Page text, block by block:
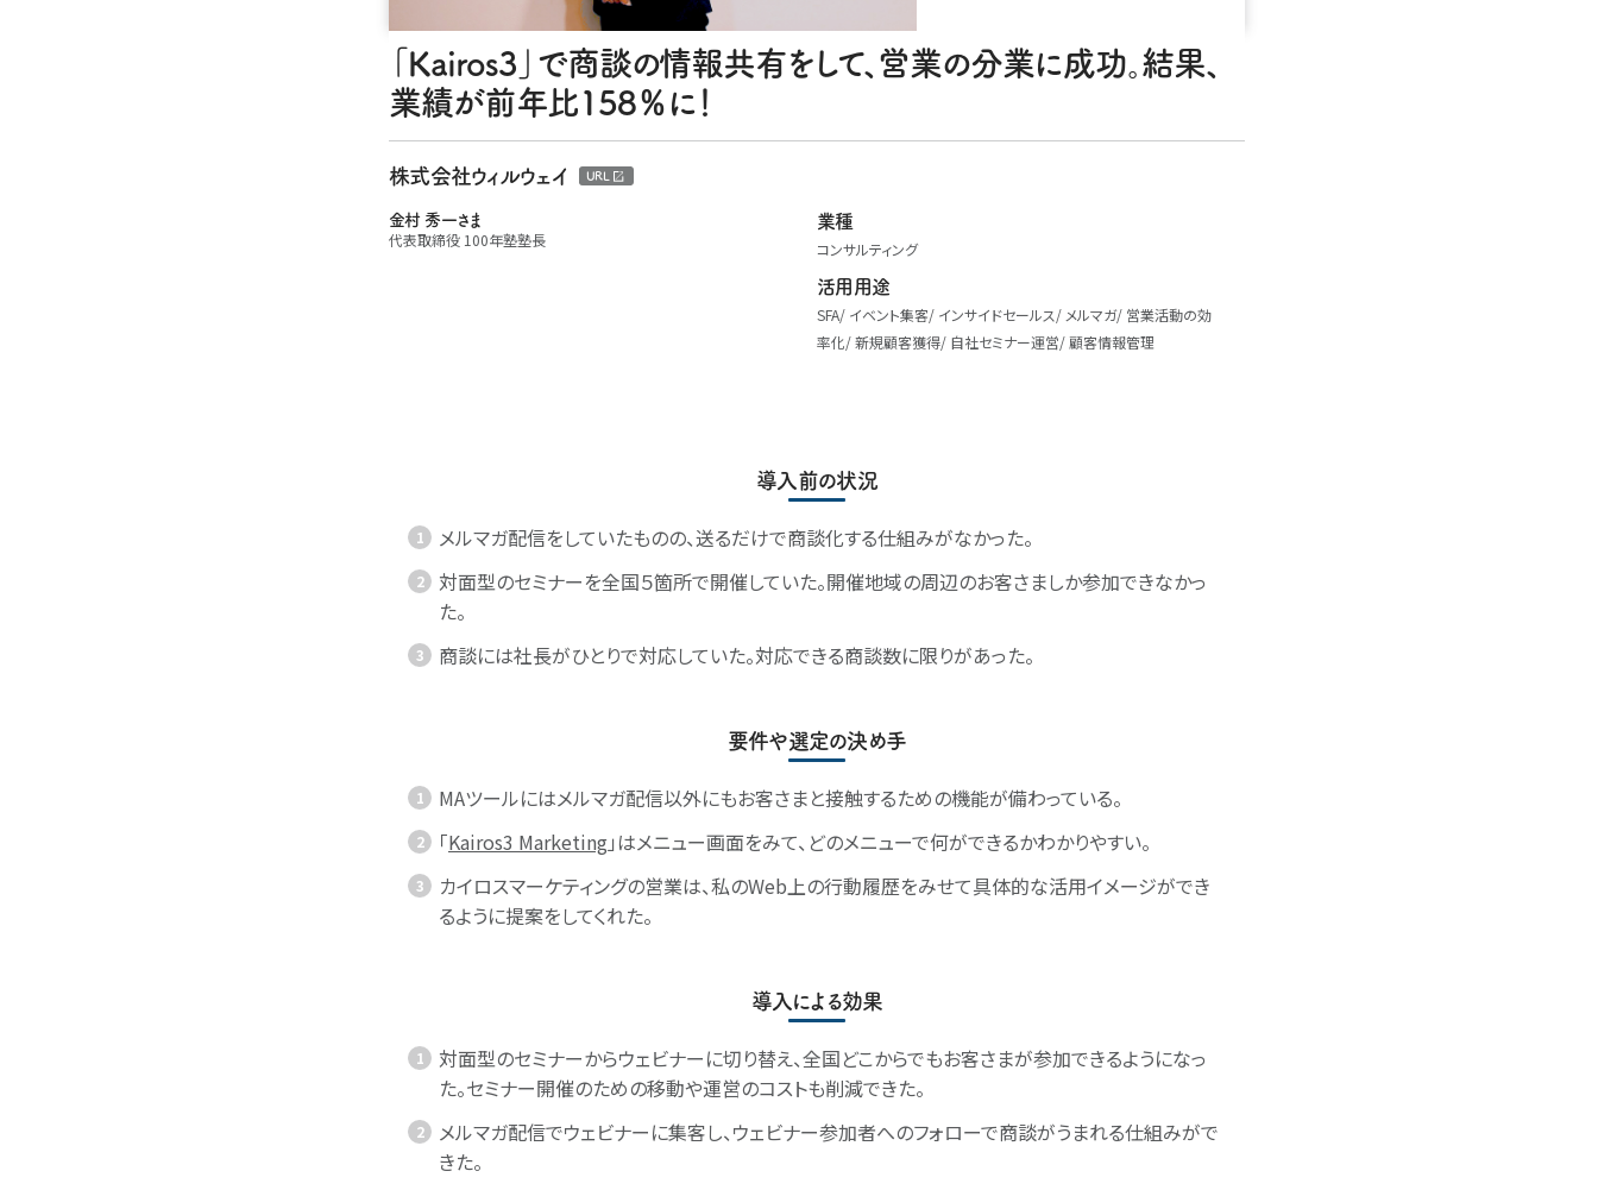
「Kairos3」で商談の情報共有をして、営業の分業に成功。結果、
業績が前年比158％に！
株式会社ウィルウェイ URL
金村 秀一さま
代表取締役 100年塾塾長
業種
コンサルティング
活用用途
SFA イベント集客 インサイドセールス メルマガ 営業活動の効
率化 新規顧客獲得 自社セミナー運営 顧客情報管理
導入前の状況
メルマガ配信をしていたものの、送るだけで商談化する仕組みがなかった。
対面型のセミナーを全国５箇所で開催していた。開催地域の周辺のお客さましか参加できなかっ
た。
商談には社長がひとりで対応していた。対応できる商談数に限りがあった。
要件や選定の決め手
MAツールにはメルマガ配信以外にもお客さまと接触するための機能が備わっている。
「Kairos3 Marketing」はメニュー画面をみて、どのメニューで何ができるかわかりやすい。
カイロスマーケティングの営業は、私のWeb上の行動履歴をみせて具体的な活用イメージができ
るように提案をしてくれた。
導入による効果
対面型のセミナーからウェビナーに切り替え、全国どこからでもお客さまが参加できるようになっ
た。セミナー開催のための移動や運営のコストも削減できた。
メルマガ配信でウェビナーに集客し、ウェビナー参加者へのフォローで商談がうまれる仕組みがで
きた。